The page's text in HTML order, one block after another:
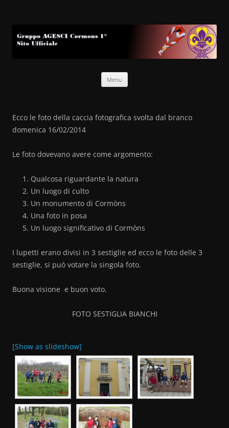
Menu
Ecco le foto della caccia fotografica svolta dal branco
domenica 16/02/2014
Le foto dovevano avere come argomento:
Qualcosa riguardante la natura
Un luogo di culto
Un monumento di Cormòns
Una foto in posa
Un luogo significativo di Cormòns
I lupetti erano divisi in 3 sestiglie ed ecco le foto delle 3
sestiglie, si può votare la singola foto.
Buona visione e buon voto.
FOTO SESTIGLIA BIANCHI
[Show as slideshow]